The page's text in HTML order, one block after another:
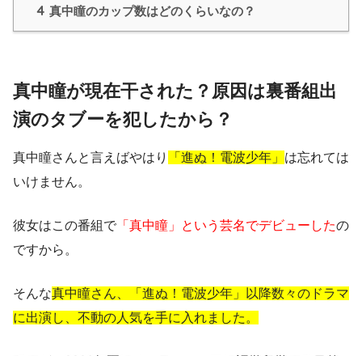
4 真中瞳のカップ数はどのくらいなの？
真中瞳が現在干された？原因は裏番組出
演のタブーを犯したから？
真中瞳さんと言えばやはり 「進ぬ！電波少年」 は忘れては
いけません。
彼女はこの番組で 「真中瞳」という芸名でデビューしたの
ですから。
そんな真中瞳さん、「進ぬ！電波少年」以降数々のドラマ
に出演し、不動の人気を手に入れました。